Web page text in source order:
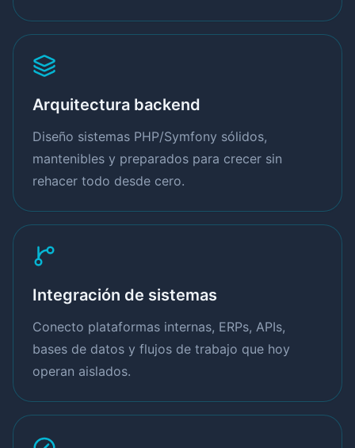
Arquitectura backend
Diseño sistemas PHP/Symfony sólidos,
mantenibles y preparados para crecer sin
rehacer todo desde cero.
Integración de sistemas
Conecto plataformas internas, ERPs, APIs,
bases de datos y flujos de trabajo que hoy
operan aislados.